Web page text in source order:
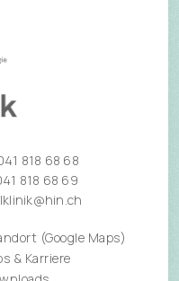
818 68 68
818 68 69
(Google Maps)
& Karriere